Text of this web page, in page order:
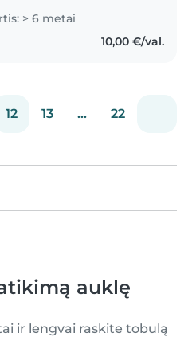
for a kid of 2 and ha
If you are looking for a
lovely person..
> 6 metai
10,00 €/val.
12 13 ... 22
auklę
ir lengvai raskite tobulą